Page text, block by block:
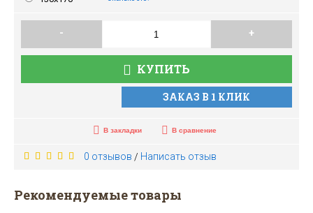
- +
КУПИТЬ
ЗАКАЗ В 1 КЛИК
В закладки В сравнение
0 отзывов / Написать отзыв
Рекомендуемые товары